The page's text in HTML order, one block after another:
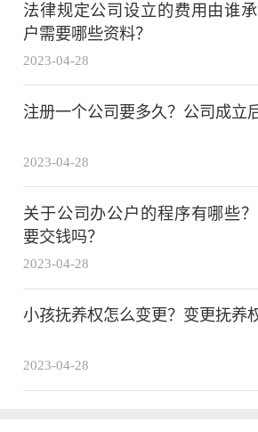
法律规定公司设立的费用由谁
户需要哪些资料？
2023-04-28
注册一个公司要多久？公司成立
2023-04-28
关于公司办公户的程序有哪些
要交钱吗？
2023-04-28
小孩抚养权怎么变更？变更抚养
2023-04-28